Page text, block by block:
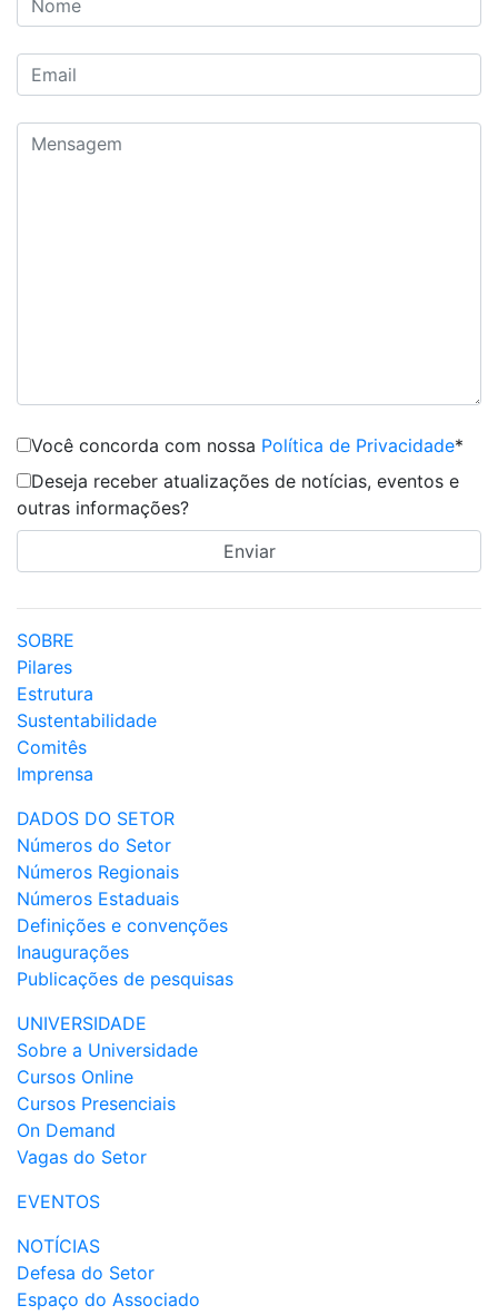
Você concorda com nossa Política de Privacidade*
Deseja receber atualizações de notícias, eventos e
outras informações?
SOBRE
Pilares
Estrutura
Sustentabilidade
Comitês
Imprensa
DADOS DO SETOR
Números do Setor
Números Regionais
Números Estaduais
Definições e convenções
Inaugurações
Publicações de pesquisas
UNIVERSIDADE
Sobre a Universidade
Cursos Online
Cursos Presenciais
On Demand
Vagas do Setor
EVENTOS
NOTÍCIAS
Defesa do Setor
Espaço do Associado